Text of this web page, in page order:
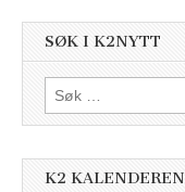
SØK I K2NYTT
Søk
etter:
K2 KALENDEREN